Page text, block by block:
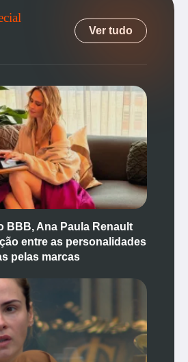
Ver tudo
BBB, Ana Paula Renault
entre as personalidades
pelas marcas